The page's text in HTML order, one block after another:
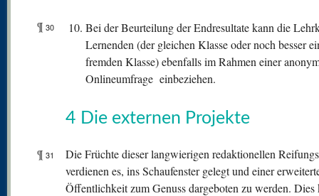
¶ 30
Bei der Beurteilung der Endresultate kann die
Lernenden (der gleichen Klasse oder noch besser
fremden Klasse) ebenfalls im Rahmen einer
Onlineumfrage einbeziehen.
4 Die externen Projekte
¶ 31
Die Früchte dieser langwierigen redaktionellen
verdienen es, ins Schaufenster gelegt und einer
Öffentlichkeit zum Genuss dargeboten zu werden. Dies